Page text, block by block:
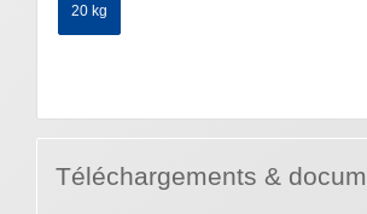
20 kg
Téléchargements &